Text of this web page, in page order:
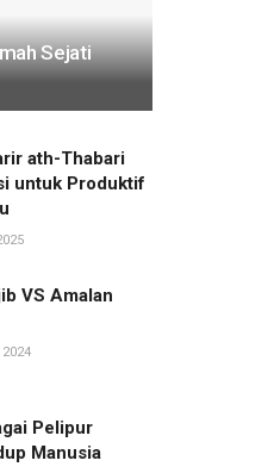
Sejati
ath-Thabari
untuk Produktif
VS Amalan
Pelipur
Manusia